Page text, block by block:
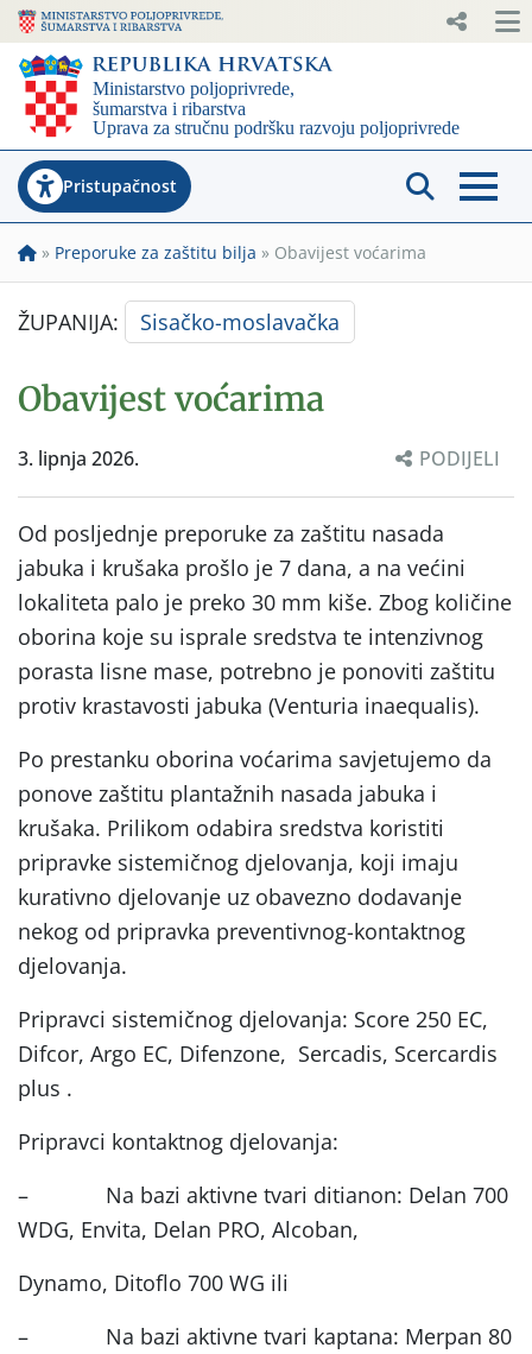
Pristupačnost
» Preporuke za zaštitu bilja » Obavijest voćarima
ŽUPANIJA: Sisačko-moslavačka
Obavijest voćarima
3. lipnja 2026. PODIJELI
Od posljednje preporuke za zaštitu nasada
jabuka i krušaka prošlo je 7 dana, a na većini
lokaliteta palo je preko 30 mm kiše. Zbog količine
oborina koje su isprale sredstva te intenzivnog
porasta lisne mase, potrebno je ponoviti zaštitu
protiv krastavosti jabuka (Venturia inaequalis).
Po prestanku oborina voćarima savjetujemo da
ponove zaštitu plantažnih nasada jabuka i
krušaka. Prilikom odabira sredstva koristiti
pripravke sistemičnog djelovanja, koji imaju
kurativno djelovanje uz obavezno dodavanje
nekog od pripravka preventivnog-kontaktnog
djelovanja.
Pripravci sistemičnog djelovanja: Score 250 EC,
Difcor, Argo EC, Difenzone, Sercadis, Scercardis
plus .
Pripravci kontaktnog djelovanja:
– Na bazi aktivne tvari ditianon: Delan 700
WDG, Envita, Delan PRO, Alcoban,
Dynamo, Ditoflo 700 WG ili
– Na bazi aktivne tvari kaptana: Merpan 80